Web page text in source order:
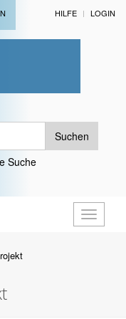
HILFE LOGIN
Suchen
Suche
öffnen